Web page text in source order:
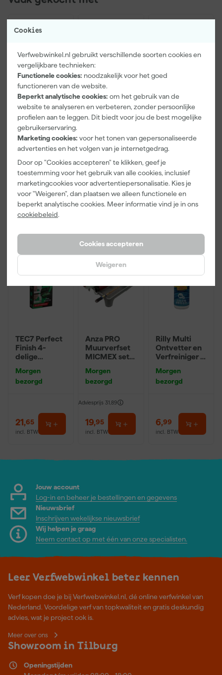
Cookies
Verfwebwinkel.nl gebruikt verschillende soorten cookies en
vergelijkbare technieken:
Functionele cookies: noodzakelijk voor het goed
functioneren van de website.
Beperkt analytische cookies: om het gebruik van de
website te analyseren en verbeteren, zonder persoonlijke
profielen aan te leggen. Dit biedt voor jou de best mogelijke
gebruikerservaring.
Marketing cookies: voor het tonen van gepersonaliseerde
advertenties en het volgen van je internetgedrag.
Door op "Cookies accepteren" te klikken, geef je
toestemming voor het gebruik van alle cookies, inclusief
marketingcookies voor advertentiepersonalisatie. Kies je
voor "Weigeren", dan plaatsen we alleen functionele en
beperkt analytische cookies. Meer informatie vind je in ons
cookiebeleid.
Cookies accepteren
Weigeren
Paintura
Lucamax
Washi tape -
50mx24mm
Morgen
bezorgd
Adviesprijs 6,00
3,99
incl. BTW
Kip Tape 367
Multi-Tape -
Geel/Blauw -
25m
Morgen
bezorgd
11,58
Go!Paint
Verfbak -
10cm Roller -
inzetbakken
Morgen
bezorgd
2,99
TEC7 Perfect
Finish 4-
delige
voor voegen
Morgen
bezorgd
21,65
incl. BTW
Anza PRO
Muurverfset
MICMEX set
Morgen
bezorgd
Adviesprijs 31,89
19,95
incl. BTW
Rilly Multi
Ontvetter en
Verfreiniger –
Morgen
bezorgd
6,99
incl. BTW
Jouw account
Log-in en beheer je bestellingen en gegevens
Nieuwsbrief
Inschrijven wekelijkse nieuwsbrief
Wij helpen je graag
Neem contact op met één van onze specialisten.
Leer Verfwebwinkel beter kennen
Verf kopen doe je bij Verfwebwinkel.nl, dé online verfwinkel van
Nederland. Voordelige verf van topkwaliteit en gratis deskundig
advies, wat je project ook is.
Meer over ons
Showroom in Tilburg
Openingstijden